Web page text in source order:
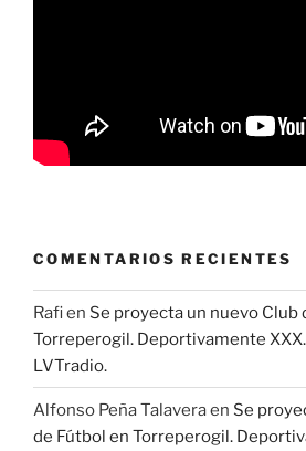
COMENTARIOS RECIENTES
Rafien Se proyecta un nuevo Club
Torreperogil. Deportivamente
LVTradio.
Alfonso Peña Talaveraen Se
de Fútbol en Torreperogil.